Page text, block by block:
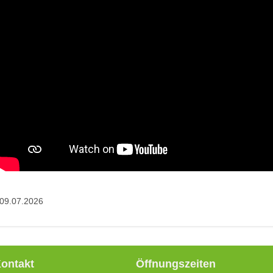
09.07.2026
Öffnungszeiten